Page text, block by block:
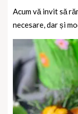
Acum vă invit să
necesare, dar și